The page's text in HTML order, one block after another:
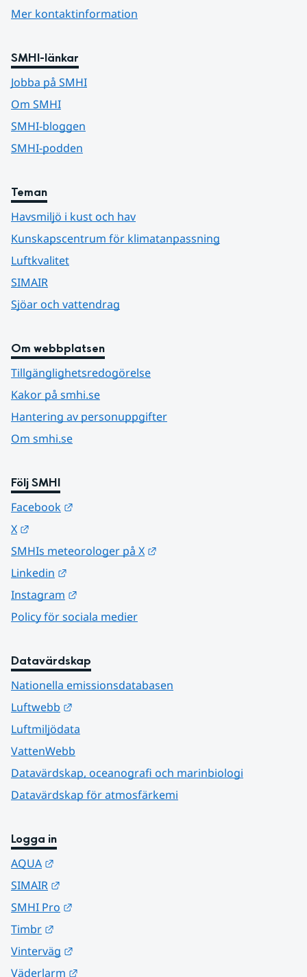
Mer kontaktinformation
SMHI-länkar
Jobba på SMHI
Om SMHI
SMHI-bloggen
SMHI-podden
Teman
Havsmiljö i kust och hav
Kunskapscentrum för klimatanpassning
Luftkvalitet
SIMAIR
Sjöar och vattendrag
Om webbplatsen
Tillgänglighetsredogörelse
Kakor på smhi.se
Hantering av personuppgifter
Om smhi.se
Följ SMHI
Facebook
X
SMHIs meteorologer på X
Linkedin
Instagram
Policy för sociala medier
Datavärdskap
Nationella emissionsdatabasen
Luftwebb
Luftmiljödata
VattenWebb
Datavärdskap, oceanografi och marinbiologi
Datavärdskap för atmosfärkemi
Logga in
AQUA
SIMAIR
SMHI Pro
Timbr
Vinterväg
Väderlarm